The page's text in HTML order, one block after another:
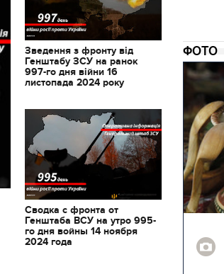
Зведення з фронту від
Генштабу ЗСУ на ранок
997-го дня війни 16
листопада 2024 року
Сводка с фронта от
Генштаба ВСУ на утро 995-
го дня войны 14 ноября
2024 года
ФОТО
11.10.2017 | 16:22
Часи Русі: як виглядають
декорації до фільму "Сторожова